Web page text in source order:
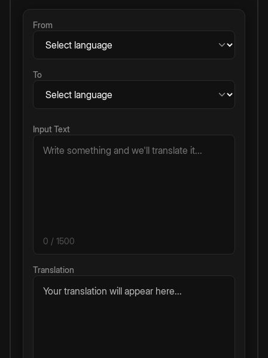
From
To
Input Text
0 / 1500
Translation
Your translation will appear here...